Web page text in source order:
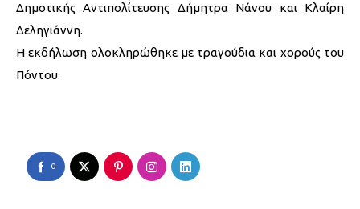
Δημοτικής Αντιπολίτευσης Δήμητρα Νάνου και Κλαίρη
Δεληγιάννη.
Η εκδήλωση ολοκληρώθηκε με τραγούδια και χορούς του
Πόντου.
0